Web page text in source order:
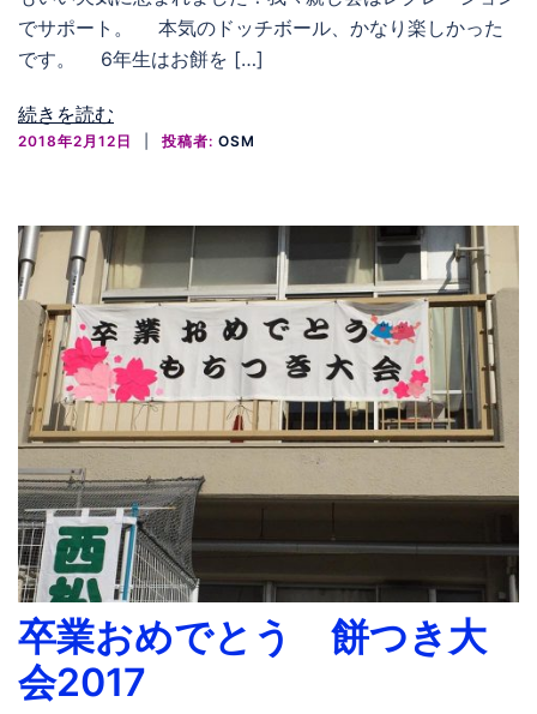
でサポート。 本気のドッチボール、かなり楽しかった
です。 6年生はお餅を […]
続きを読む
2018年2月12日 投稿者: OSM
卒業おめでとう 餅つき大
会2017